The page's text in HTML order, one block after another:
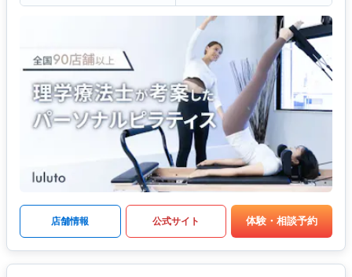
店舗情報 公式サイト 体験・相談予約